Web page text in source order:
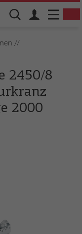
//
2450/8
2000